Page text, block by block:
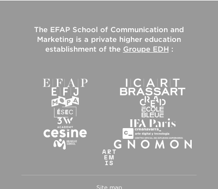
The EFAP School of Communication and
Marketing is a private higher education
establishment of the Groupe EDH :
Site map